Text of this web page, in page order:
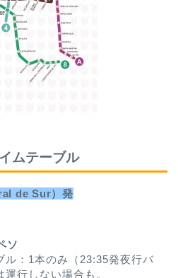
ムテーブル
de Sur）発
ソ
ル：1本のみ（23:35発夜行バ
行しない場合も。